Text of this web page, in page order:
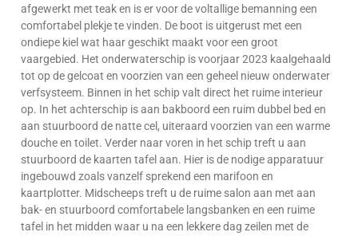
afgewerkt met teak en is er voor de voltallige bemanning een
comfortabel plekje te vinden. De boot is uitgerust met een
ondiepe kiel wat haar geschikt maakt voor een groot
vaargebied. Het onderwaterschip is voorjaar 2023 kaalgehaald
tot op de gelcoat en voorzien van een geheel nieuw onderwater
verfsysteem. Binnen in het schip valt direct het ruime interieur
op. In het achterschip is aan bakboord een ruim dubbel bed en
aan stuurboord de natte cel, uiteraard voorzien van een warme
douche en toilet. Verder naar voren in het schip treft u aan
stuurboord de kaarten tafel aan. Hier is de nodige apparatuur
ingebouwd zoals vanzelf sprekend een marifoon en
kaartplotter. Midscheeps treft u de ruime salon aan met aan
bak- en stuurboord comfortabele langsbanken en een ruime
tafel in het midden waar u na een lekkere dag zeilen met de